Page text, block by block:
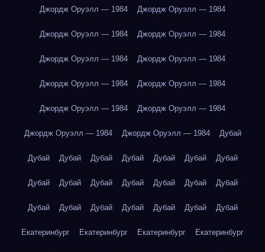
Джордж Оруэлл — 1984 Джордж Оруэлл — 1984
Джордж Оруэлл — 1984 Джордж Оруэлл — 1984
Джордж Оруэлл — 1984 Джордж Оруэлл — 1984
Джордж Оруэлл — 1984 Джордж Оруэлл — 1984
Джордж Оруэлл — 1984 Джордж Оруэлл — 1984
Джордж Оруэлл — 1984 Джордж Оруэлл — 1984 Дубай
Дубай Дубай Дубай Дубай Дубай Дубай Дубай
Дубай Дубай Дубай Дубай Дубай Дубай Дубай
Дубай Дубай Дубай Дубай Дубай Дубай Дубай
Екатеринбург Екатеринбург Екатеринбург Екатеринбург